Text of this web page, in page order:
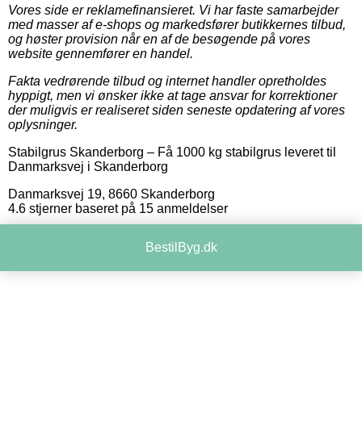
Vores side er reklamefinansieret. Vi har faste samarbejder
med masser af e-shops og markedsfører butikkernes tilbud,
og høster provision når en af de besøgende på vores
website gennemfører en handel.
Fakta vedrørende tilbud og internet handler opretholdes
hyppigt, men vi ønsker ikke at tage ansvar for korrektioner
der muligvis er realiseret siden seneste opdatering af vores
oplysninger.
Stabilgrus Skanderborg – Få 1000 kg stabilgrus leveret til
Danmarksvej i Skanderborg
Danmarksvej 19, 8660 Skanderborg
4.6 stjerner baseret på 15 anmeldelser
BestilByg.dk